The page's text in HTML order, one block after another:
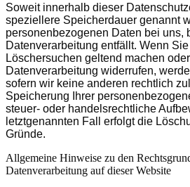
Soweit innerhalb dieser
speziellere Speicherdauer genannt
personenbezogenen Daten bei uns,
Datenverarbeitung entfällt. Wenn
Löschersuchen geltend machen
Datenverarbeitung widerrufen,
sofern wir keine anderen rechtlich
Speicherung Ihrer
steuer- oder handelsrechtliche
letztgenannten Fall erfolgt die
Gründe.
Allgemeine Hinweise zu den
Datenverarbeitung auf dieser Website